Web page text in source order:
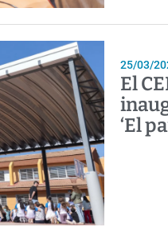
25/03/
El
‘El